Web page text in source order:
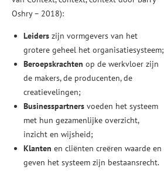
Oshry – 2018):
Leiders zijn vormgevers van het
grotere geheel het organisatiesysteem;
Beroepskrachten op de werkvloer zijn
de makers, de producenten, de
creatievelingen;
Businesspartners voeden het systeem
met hun gezamenlijke overzicht,
inzicht en wijsheid;
Klanten en cliënten creëren waarde en
geven het systeem zijn bestaansrecht.